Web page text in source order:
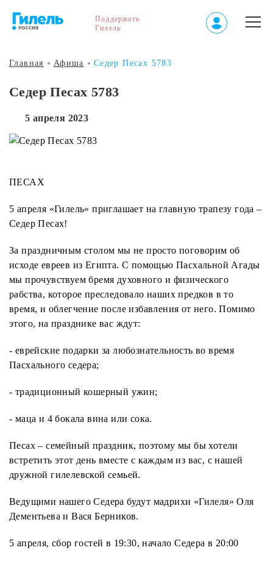
Поддержать
Гилель
Главная Афиша Седер Песах 5783
Седер Песах 5783
5 апреля 2023
ПЕСАХ
5 апреля «Гилель» приглашает на главную трапезу года –
Седер Песах!
За праздничным столом мы не просто поговорим об
исходе евреев из Египта. С помощью Пасхальной Агады
мы прочувствуем бремя духовного и физического
рабства, которое преследовало наших предков в то
время, и облегчение после избавления от него. Помимо
этого, на празднике вас ждут:
- еврейские подарки за любознательность во время
Пасхального седера;
- традиционный кошерный ужин;
- маца и 4 бокала вина или сока.
Песах – семейный праздник, поэтому мы бы хотели
встретить этот день вместе с каждым из вас, с нашей
дружной гилелевской семьей.
Ведущими нашего Седера будут мадрихи «Гилеля» Оля
Дементьева и Вася Берников.
5 апреля, сбор гостей в 19:30, начало Седера в 20:00